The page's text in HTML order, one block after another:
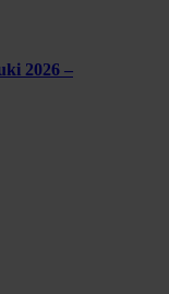
2026 –